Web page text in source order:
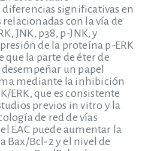
significativas en
con la vía de
JNK, p38, p-JNK, y
de la proteína p-ERK
que la parte de éter de
un papel
mediante la inhibición
ERK, que es consistente
previos in vitro y la
de red de vías
EAC puede aumentar la
Bax/Bcl-2 y el nivel de